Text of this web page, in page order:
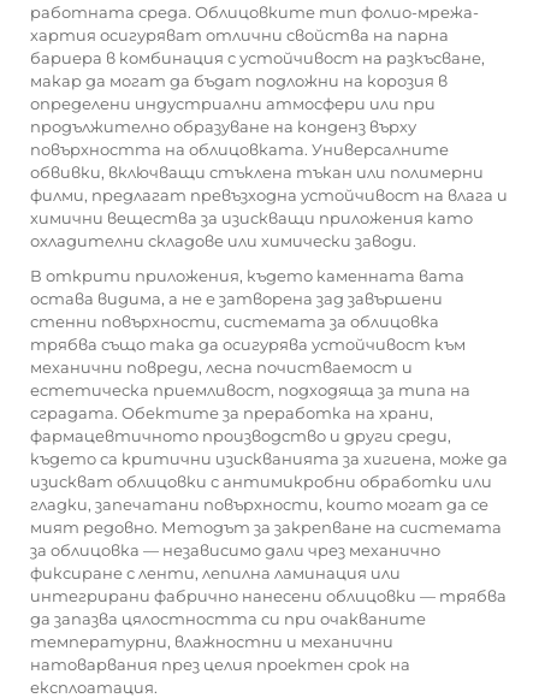
работната среда. Облицовките тип фолио-мрежа-
хартия осигуряват отлични свойства на парна
бариера в комбинация с устойчивост на разкъсване,
макар да могат да бъдат подложни на корозия в
определени индустриални атмосфери или при
продължително образуване на конденз върху
повърхността на облицовката. Универсалните
обвивки, включващи стъклена тъкан или полимерни
филми, предлагат превъзходна устойчивост на влага и
химични вещества за изискващи приложения като
охладителни складове или химически заводи.
В открити приложения, където каменната вата
остава видима, а не е затворена зад завършени
стенни повърхности, системата за облицовка
трябва също така да осигурява устойчивост към
механични повреди, лесна почистваемост и
естетическа приемливост, подходяща за типа на
сградата. Обектите за преработка на храни,
фармацевтичното производство и други среди,
където са критични изискванията за хигиена, може да
изискват облицовки с антимикробни обработки или
гладки, запечатани повърхности, които могат да се
мият редовно. Методът за закрепване на системата
за облицовка — независимо дали чрез механично
фиксиране с ленти, лепилна ламинация или
интегрирани фабрично нанесени облицовки — трябва
да запазва цялостността си при очакваните
температурни, влажностни и механични
натоварвания през целия проектен срок на
експлоатация.